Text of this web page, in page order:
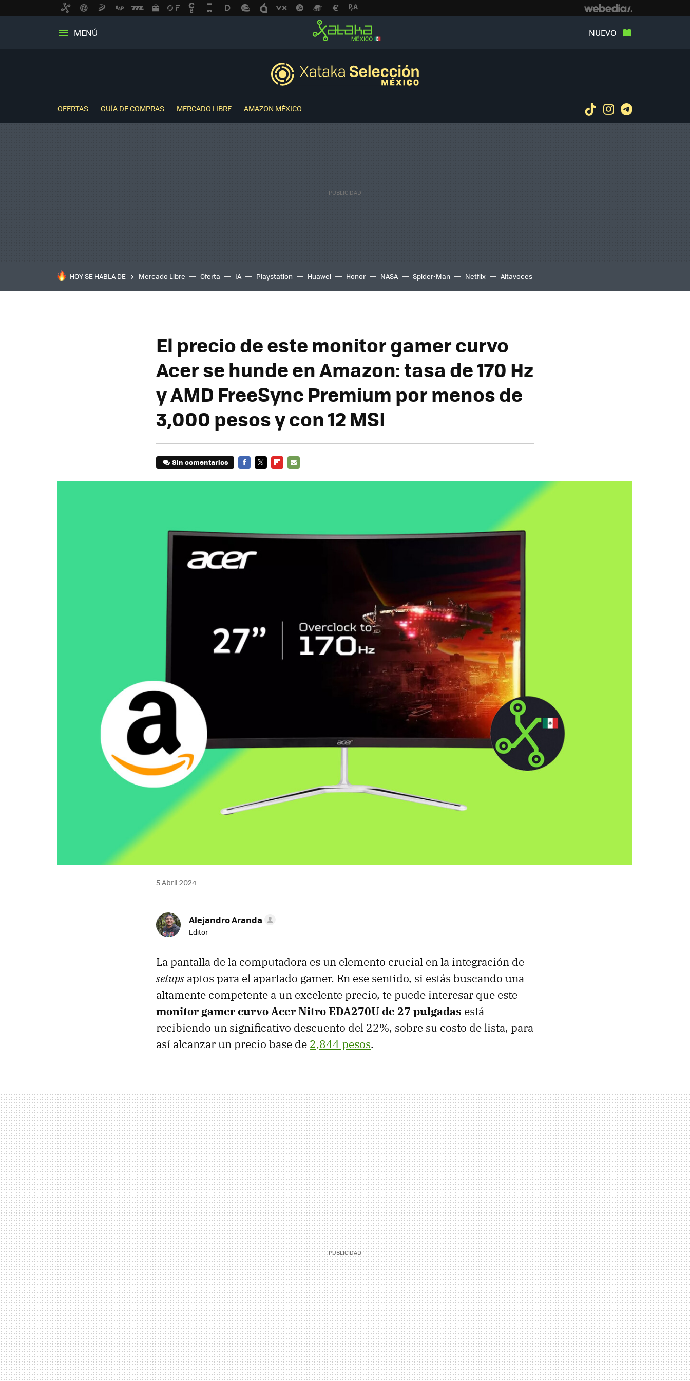
MENÚ NUEVO
OFERTAS GUÍA DE COMPRAS MERCADO LIBRE AMAZON MÉXICO TiktokInstagram
HOY SE HABLA DE Mercado Libre Oferta IA Playstation Huawei Honor NASA Spider-Man Netflix Altavoces
El precio de este monitor gamer curvo
Acer se hunde en Amazon: tasa de 170 Hz
y AMD FreeSync Premium por menos de
3,000 pesos y con 12 MSI
Sin comentarios
5 Abril 2024
Alejandro Aranda
Editor
La pantalla de la computadora es un elemento crucial en la integración de
setups aptos para el apartado gamer. En ese sentido, si estás buscando una
altamente competente a un excelente precio, te puede interesar que este
monitor gamer curvo Acer Nitro EDA270U de 27 pulgadas está
recibiendo un significativo descuento del 22%, sobre su costo de lista, para
así alcanzar un precio base de 2,844 pesos.